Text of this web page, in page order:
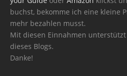
buchst, bekomme ich eine kleine
mehr bezahlen musst.
Mit diesen Einnahmen
dieses Blogs.
Danke!